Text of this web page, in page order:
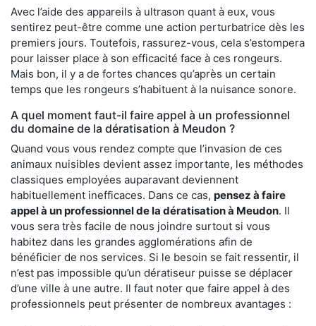
Avec l’aide des appareils à ultrason quant à eux, vous
sentirez peut-être comme une action perturbatrice dès les
premiers jours. Toutefois, rassurez-vous, cela s’estompera
pour laisser place à son efficacité face à ces rongeurs.
Mais bon, il y a de fortes chances qu’après un certain
temps que les rongeurs s’habituent à la nuisance sonore.
A quel moment faut-il faire appel à un professionnel
du domaine de la dératisation à Meudon ?
Quand vous vous rendez compte que l’invasion de ces
animaux nuisibles devient assez importante, les méthodes
classiques employées auparavant deviennent
habituellement inefficaces. Dans ce cas, pensez à faire
appel à un professionnel de la dératisation à Meudon. Il
vous sera très facile de nous joindre surtout si vous
habitez dans les grandes agglomérations afin de
bénéficier de nos services. Si le besoin se fait ressentir, il
n’est pas impossible qu’un dératiseur puisse se déplacer
d’une ville à une autre. Il faut noter que faire appel à des
professionnels peut présenter de nombreux avantages :